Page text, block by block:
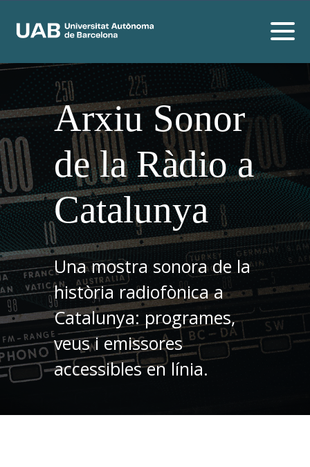
Arxiu Sonor
de la Ràdio a
Catalunya
Una mostra sonora de la
història radiofònica a
Catalunya: programes,
veus i emissores
accessibles en línia.